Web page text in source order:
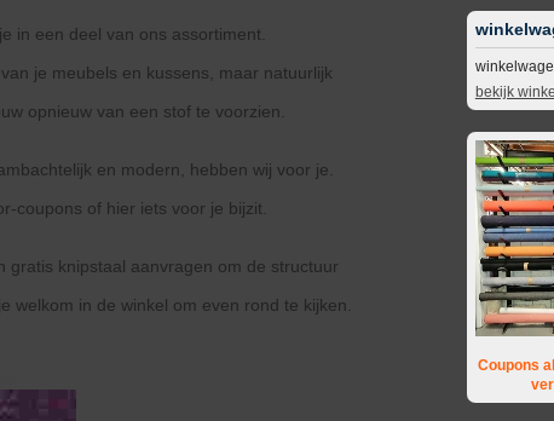
in een deel van ons assortiment.
je meubels en kussens, maar natuurlijk
opnieuw van een stof te voorzien.
en modern, hebben wij voor je.
coupons of hier iets voor je bijzit.
gratis knipstaal aanvragen om de structuur
welkom in de winkel om even rond te kijken.
bekijk
Coupons